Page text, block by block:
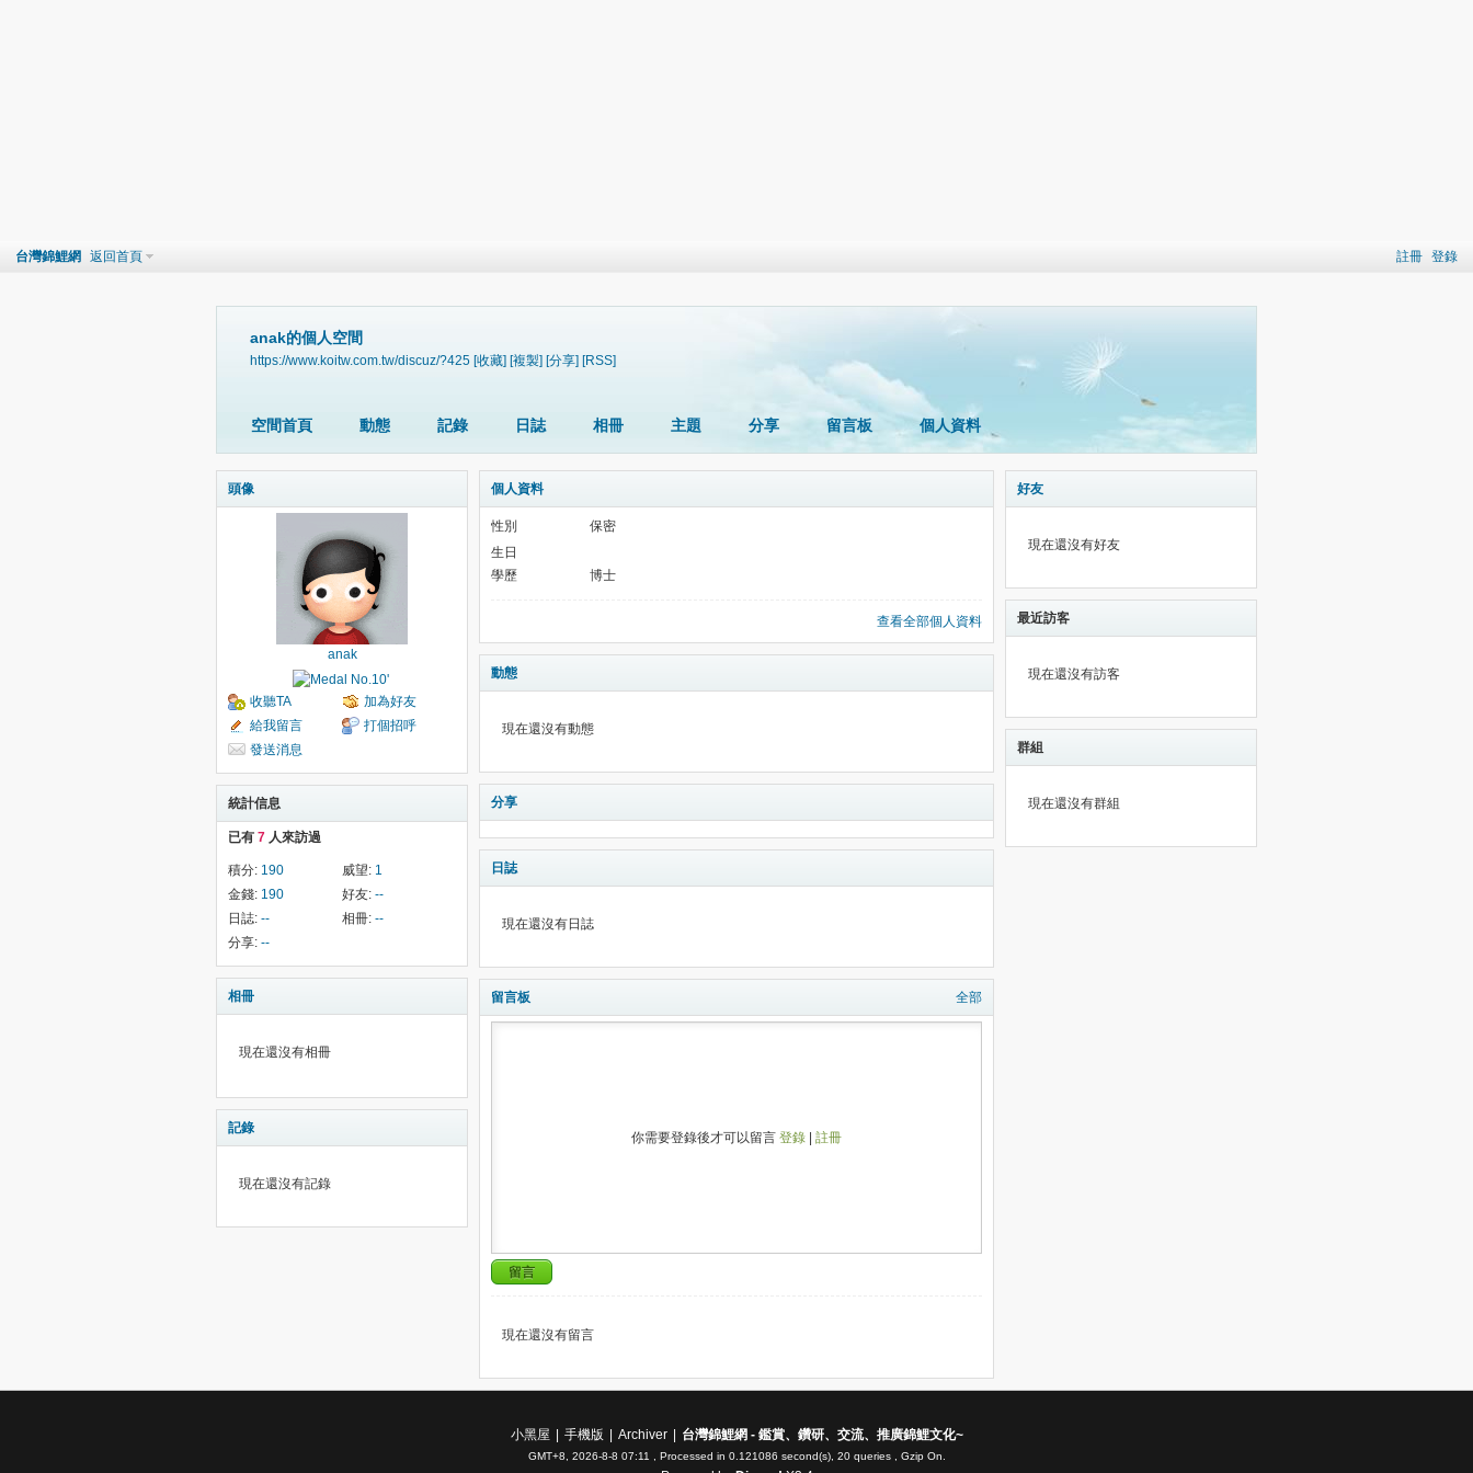
註冊 登錄
台灣錦鯉網 返回首頁
anak的個人空間
https://www.koitw.com.tw/discuz/?425 [收藏] [複製] [分享] [RSS]
空間首頁 動態 記錄 日誌 相冊 主題 分享 留言板 個人資料
頭像
anak
收聽TA
加為好友
給我留言
打個招呼
發送消息
統計信息
已有 7 人來訪過
積分: 190 威望: 1
金錢: 190 好友: --
日誌: -- 相冊: --
分享: --
相冊
現在還沒有相冊
記錄
現在還沒有記錄
個人資料
性別
保密
生日
學歷
博士
查看全部個人資料
動態
現在還沒有動態
分享
日誌
現在還沒有日誌
留言板 全部
你需要登錄後才可以留言 登錄 註冊
留言
現在還沒有留言
好友
現在還沒有好友
最近訪客
現在還沒有訪客
群組
現在還沒有群組
小黑屋 手機版 Archiver 台灣錦鯉網 - 鑑賞、鑽研、交流、推廣錦鯉文化~
GMT+8, 2026-8-8 07:11 , Processed in 0.121086 second(s), 20 queries , Gzip On.